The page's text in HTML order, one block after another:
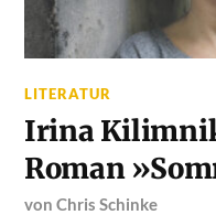
LITERATUR
Irina
Roman
von Chris Schinke